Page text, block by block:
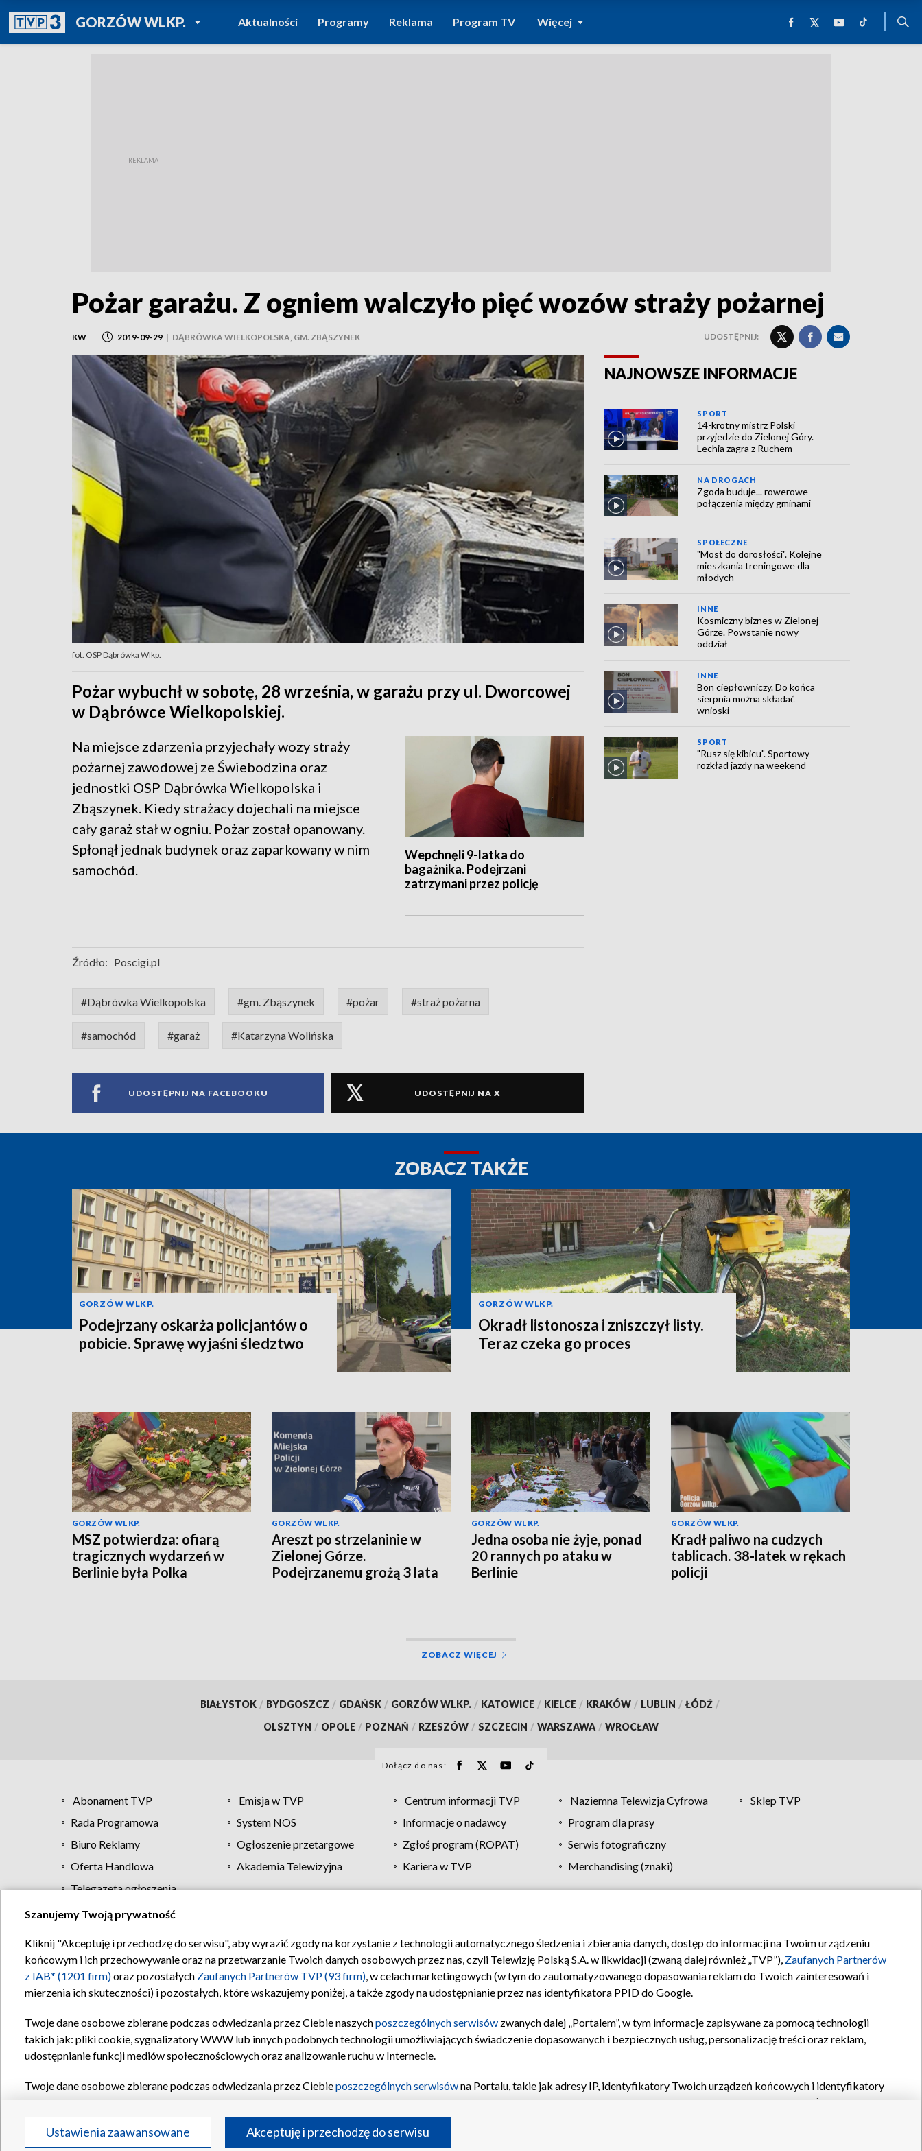
GORZÓW WLKP.POWRÓT DO
TVP REGIONY
Aktualności Programy Reklama Program TV Więcej
Pożar garażu. Z ogniem walczyło pięć wozów straży pożarnej
KW 2019-09-29 | DĄBRÓWKA WIELKOPOLSKA, GM. ZBĄSZYNEK UDOSTĘPNIJ:
fot. OSP Dąbrówka Wlkp.
Pożar wybuchł w sobotę, 28 września, w garażu przy ul. Dworcowej
w Dąbrówce Wielkopolskiej.
Wepchnęli 9-latka do
bagażnika. Podejrzani
zatrzymani przez policję
Na miejsce zdarzenia przyjechały wozy straży
pożarnej zawodowej ze Świebodzina oraz
jednostki OSP Dąbrówka Wielkopolska i
Zbąszynek. Kiedy strażacy dojechali na miejsce
cały garaż stał w ogniu. Pożar został opanowany.
Spłonął jednak budynek oraz zaparkowany w nim
samochód.
Źródło: Poscigi.pl
#Dąbrówka Wielkopolska #gm. Zbąszynek #pożar #straż pożarna
#samochód #garaż #Katarzyna Wolińska
UDOSTĘPNIJ NA FACEBOOKU UDOSTĘPNIJ NA X
NAJNOWSZE INFORMACJE
SPORT
14-krotny mistrz Polski
przyjedzie do Zielonej Góry.
Lechia zagra z Ruchem
NA DROGACH
Zgoda buduje... rowerowe
połączenia między gminami
SPOŁECZNE
"Most do dorosłości". Kolejne
mieszkania treningowe dla
młodych
INNE
Kosmiczny biznes w Zielonej
Górze. Powstanie nowy
oddział
INNE
Bon ciepłowniczy. Do końca
sierpnia można składać
wnioski
SPORT
"Rusz się kibicu". Sportowy
rozkład jazdy na weekend
ZOBACZ TAKŻE
GORZÓW WLKP.
Podejrzany oskarża policjantów o
pobicie. Sprawę wyjaśni śledztwo
GORZÓW WLKP.
Okradł listonosza i zniszczył listy.
Teraz czeka go proces
GORZÓW WLKP.
MSZ potwierdza: ofiarą
tragicznych wydarzeń w
Berlinie była Polka
GORZÓW WLKP.
Areszt po strzelaninie w
Zielonej Górze.
Podejrzanemu grożą 3 lata
GORZÓW WLKP.
Jedna osoba nie żyje, ponad
20 rannych po ataku w
Berlinie
GORZÓW WLKP.
Kradł paliwo na cudzych
tablicach. 38-latek w rękach
policji
ZOBACZ WIĘCEJ
BIAŁYSTOK / BYDGOSZCZ / GDAŃSK / GORZÓW WLKP. / KATOWICE / KIELCE / KRAKÓW / LUBLIN / ŁÓDŹ /
OLSZTYN / OPOLE / POZNAŃ / RZESZÓW / SZCZECIN / WARSZAWA / WROCŁAW
Dołącz do nas:
Abonament TVP Emisja w TVP Centrum informacji TVP Naziemna Telewizja Cyfrowa
Sklep TVP
Rada Programowa
System NOS Informacje o nadawcy
Program dla prasy
Biuro Reklamy
Ogłoszenie przetargowe Zgłoś program (ROPAT)
Serwis fotograficzny
Oferta Handlowa
Akademia Telewizyjna Kariera w TVP
Merchandising (znaki)
Telegazeta ogłoszenia
Regulamin TVP Polityka prywatności Moje zgody Pomoc Biuro reklamy Kontakt
Szanujemy Twoją prywatność
Kliknij "Akceptuję i przechodzę do serwisu", aby wyrazić zgody na korzystanie z technologii automatycznego śledzenia i zbierania danych, dostęp do informacji na Twoim urządzeniu
końcowym i ich przechowywanie oraz na przetwarzanie Twoich danych osobowych przez nas, czyli Telewizję Polską S.A. w likwidacji (zwaną dalej również „TVP”), Zaufanych Partnerów
z IAB* (1201 firm)oraz pozostałych Zaufanych Partnerów TVP (93 firm), w celach marketingowych (w tym do zautomatyzowanego dopasowania reklam do Twoich zainteresowań i
mierzenia ich skuteczności) i pozostałych, które wskazujemy poniżej, a także zgody na udostępnianie przez nas identyfikatora PPID do Google.
Twoje dane osobowe zbierane podczas odwiedzania przez Ciebie naszychposzczególnych serwisów zwanych dalej „Portalem”, w tym informacje zapisywane za pomocą technologii
takich jak: pliki cookie, sygnalizatory WWW lub innych podobnych technologii umożliwiających świadczenie dopasowanych i bezpiecznych usług, personalizację treści oraz reklam,
udostępnianie funkcji mediów społecznościowych oraz analizowanie ruchu w Internecie.
Twoje dane osobowe zbierane podczas odwiedzania przez Ciebieposzczególnych serwisówna Portalu, takie jak adresy IP, identyfikatory Twoich urządzeń końcowych i identyfikatory
oraz pozostałych
Partnerów TVPdla realizacji następujących celów i funkcji: przechowywania informacji na urządzeniu lub dostęp do nich, wyboru podstawowych reklam, wyboru spersonalizowanych
reklam, tworzenia profilu spersonalizowanych reklam, tworzenia profilu spersonalizowanych treści, wyboru spersonalizowanych treści, pomiaru wydajności reklam, pomiaru wydajności
Ustawienia zaawansowane Akceptuję i przechodzę do serwisu